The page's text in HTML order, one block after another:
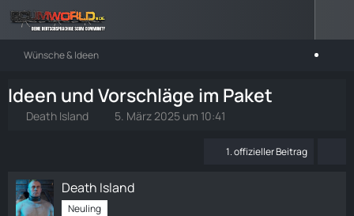
Wünsche & Ideen
Ideen und Vorschläge im Paket
Death Island 5. März 2025 um 10:41
1. offizieller Beitrag
Death Island
Neuling